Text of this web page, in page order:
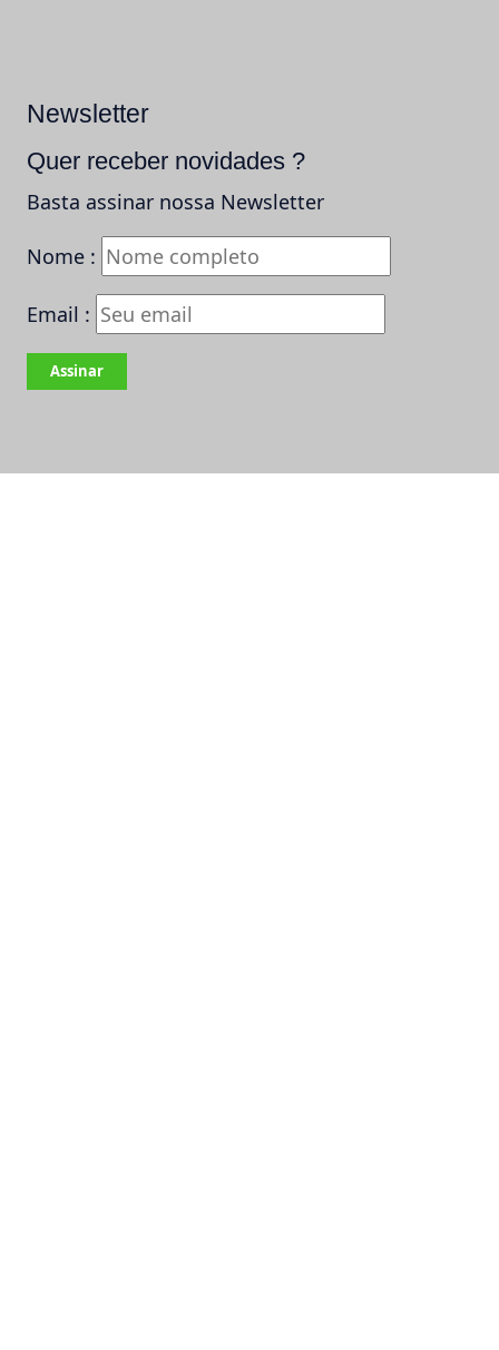
Newsletter
Quer receber novidades ?
Basta assinar nossa Newsletter
Nome :
Email :